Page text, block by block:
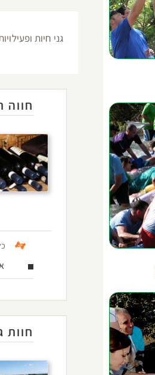
גני חיות
חווה
חוות